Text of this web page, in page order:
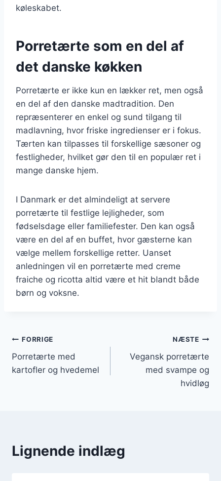
køleskabet.
Porretærte som en del af
det danske køkken
Porretærte er ikke kun en lækker ret, men også
en del af den danske madtradition. Den
repræsenterer en enkel og sund tilgang til
madlavning, hvor friske ingredienser er i fokus.
Tærten kan tilpasses til forskellige sæsoner og
festligheder, hvilket gør den til en populær ret i
mange danske hjem.
I Danmark er det almindeligt at servere
porretærte til festlige lejligheder, som
fødselsdage eller familiefester. Den kan også
være en del af en buffet, hvor gæsterne kan
vælge mellem forskellige retter. Uanset
anledningen vil en porretærte med creme
fraiche og ricotta altid være et hit blandt både
børn og voksne.
Indlægsnavigation
FORRIGE
Porretærte med
kartofler og hvedemel
NÆSTE
Vegansk porretærte
med svampe og
hvidløg
Lignende indlæg